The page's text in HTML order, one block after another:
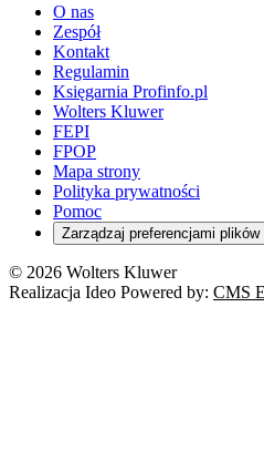
O nas
Zespół
Kontakt
Regulamin
Księgarnia Profinfo.pl
Wolters Kluwer
FEPI
FPOP
Mapa strony
Polityka prywatności
Pomoc
Zarządzaj preferencjami plików
© 2026 Wolters Kluwer
Realizacja Ideo Powered by: CMS